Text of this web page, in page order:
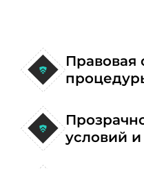
Правовая
условий